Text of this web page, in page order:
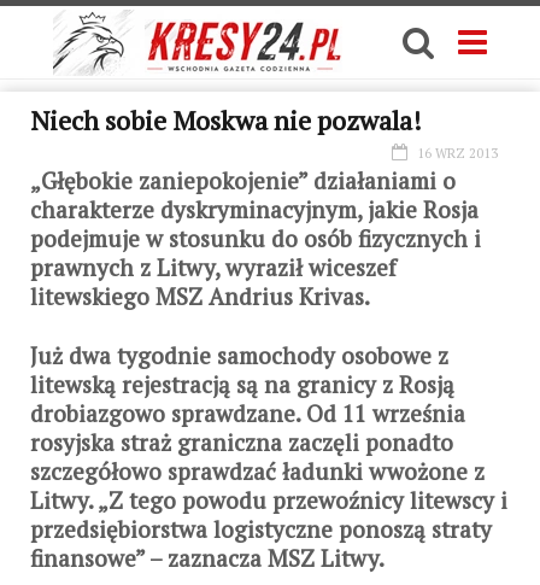
Niech sobie Moskwa nie pozwala!
16 WRZ 2013
„Głębokie zaniepokojenie” działaniami o
charakterze dyskryminacyjnym, jakie Rosja
podejmuje w stosunku do osób fizycznych i
prawnych z Litwy, wyraził wiceszef
litewskiego MSZ Andrius Krivas.
Już dwa tygodnie samochody osobowe z
litewską rejestracją są na granicy z Rosją
drobiazgowo sprawdzane. Od 11 września
rosyjska straż graniczna zaczęli ponadto
szczegółowo sprawdzać ładunki wwożone z
Litwy. „Z tego powodu przewoźnicy litewscy i
przedsiębiorstwa logistyczne ponoszą straty
finansowe” – zaznacza MSZ Litwy.